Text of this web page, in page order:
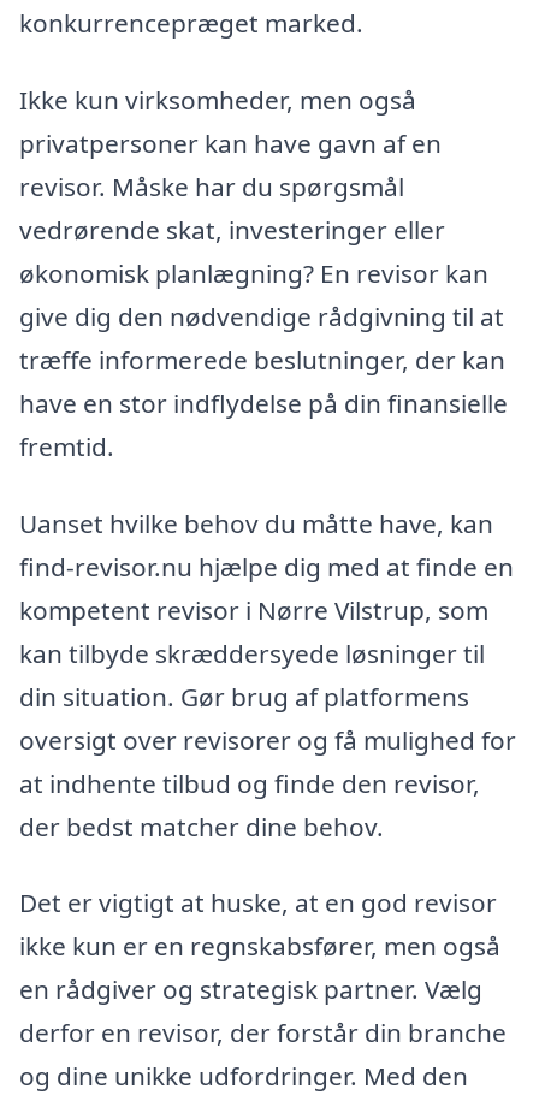
konkurrencepræget marked.
Ikke kun virksomheder, men også
privatpersoner kan have gavn af en
revisor. Måske har du spørgsmål
vedrørende skat, investeringer eller
økonomisk planlægning? En revisor kan
give dig den nødvendige rådgivning til at
træffe informerede beslutninger, der kan
have en stor indflydelse på din finansielle
fremtid.
Uanset hvilke behov du måtte have, kan
find-revisor.nu hjælpe dig med at finde en
kompetent revisor i Nørre Vilstrup, som
kan tilbyde skræddersyede løsninger til
din situation. Gør brug af platformens
oversigt over revisorer og få mulighed for
at indhente tilbud og finde den revisor,
der bedst matcher dine behov.
Det er vigtigt at huske, at en god revisor
ikke kun er en regnskabsfører, men også
en rådgiver og strategisk partner. Vælg
derfor en revisor, der forstår din branche
og dine unikke udfordringer. Med den